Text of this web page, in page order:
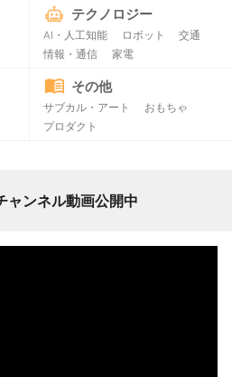
テクノロジー
AI・人工知能 ロボット
交通
情報・通信
家電
その他
サブカル・アート
おもちゃ
プロダクト
ャンネル動画公開中